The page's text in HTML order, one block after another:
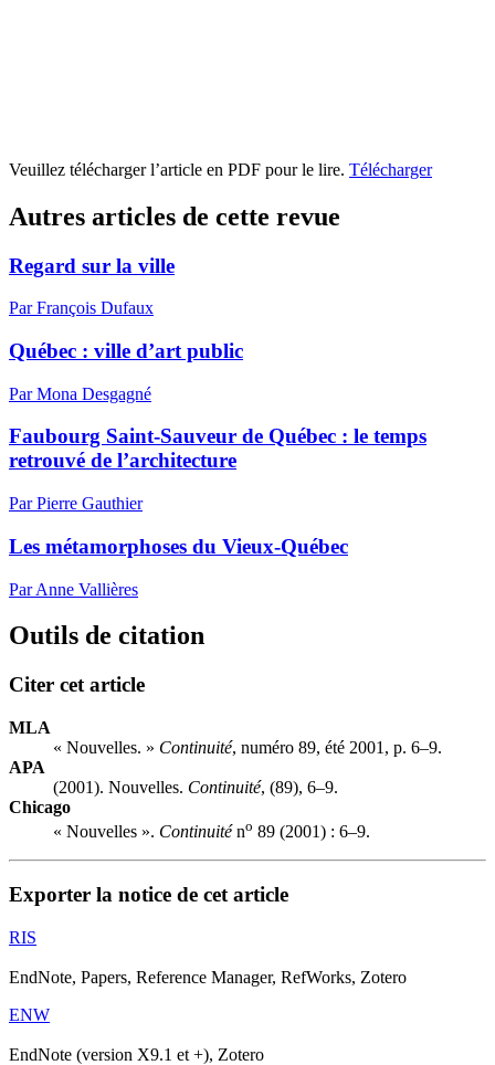
Veuillez télécharger l’article en PDF pour le lire. Télécharger
Autres articles de cette revue
Regard sur la ville
Par François Dufaux
Québec : ville d’art public
Par Mona Desgagné
Faubourg Saint-Sauveur de Québec : le temps
retrouvé de l’architecture
Par Pierre Gauthier
Les métamorphoses du Vieux-Québec
Par Anne Vallières
Outils de citation
Citer cet article
MLA
« Nouvelles. » Continuité, numéro 89, été 2001, p. 6–9.
APA
(2001). Nouvelles. Continuité, (89), 6–9.
Chicago
« Nouvelles ». Continuiténo 89 (2001) : 6–9.
Exporter la notice de cet article
RIS
EndNote, Papers, Reference Manager, RefWorks, Zotero
ENW
EndNote (version X9.1 et +), Zotero